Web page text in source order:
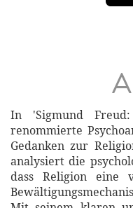
In 'Sigmund
renommierte
Gedanken zur
analysiert die
dass Religion eine